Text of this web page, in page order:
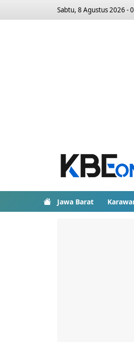
Sabtu, 8 Agustus 2026 -
Jawa Barat